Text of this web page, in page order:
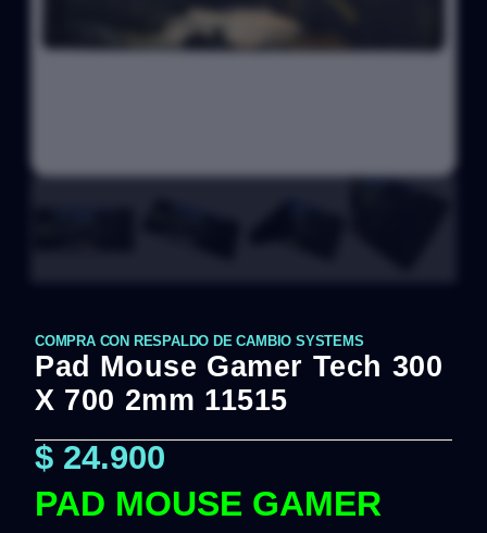
COMPRA CON RESPALDO DE CAMBIO SYSTEMS
Pad Mouse Gamer Tech 300
X 700 2mm 11515
$ 24.900
PAD MOUSE GAMER